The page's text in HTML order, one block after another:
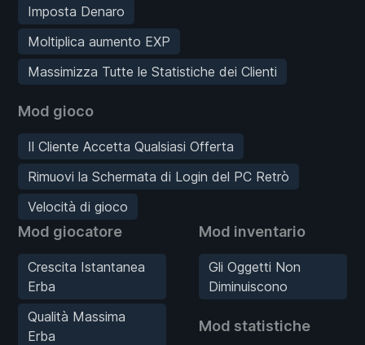
Imposta Denaro
Moltiplica aumento EXP
Massimizza Tutte le Statistiche dei Clienti
Mod gioco
Il Cliente Accetta Qualsiasi Offerta
Rimuovi la Schermata di Login del PC Retrò
Velocità di gioco
Mod giocatore
Crescita Istantanea
Erba
Qualità Massima
Erba
Mod inventario
Gli Oggetti Non
Diminuiscono
Mod statistiche